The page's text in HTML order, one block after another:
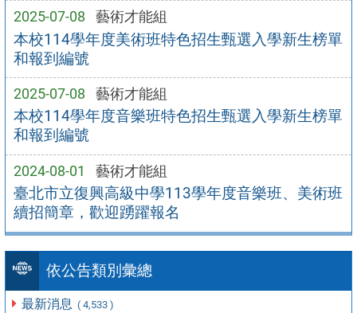
2025-07-08 藝術才能組
本校114學年度美術班特色招生甄選入學新生榜單
和報到編號
2025-07-08 藝術才能組
本校114學年度音樂班特色招生甄選入學新生榜單
和報到編號
2024-08-01 藝術才能組
臺北市立復興高級中學113學年度音樂班、美術班
續招簡章，歡迎踴躍報名
依公告類別彙總
最新消息 ( 4,533 )